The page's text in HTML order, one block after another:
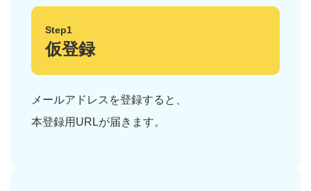
Step1
仮登録
メールアドレスを登録すると、
本登録用URLが届きます。